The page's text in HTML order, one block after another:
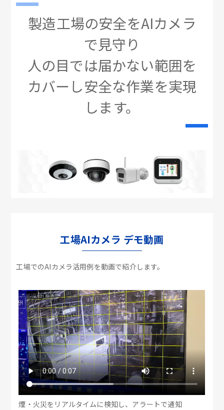
製造工場の安全をAIカメラ
で見守り
人の目では届かない範囲を
カバーし安全な作業を実現
します。
工場AIカメラ デモ動画
工場でのAIカメラ活用例を動画で紹介します。
煙・火災をリアルタイムに検知し、アラートで通知